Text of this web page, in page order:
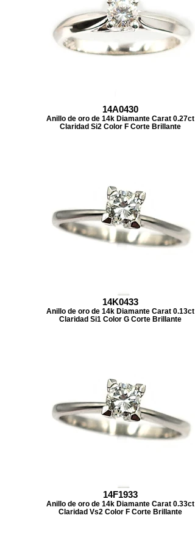
14A0430
Anillo de oro de 14k Diamante Carat 0.27ct
Claridad Si2 Color F Corte Brillante
14K0433
Anillo de oro de 14k Diamante Carat 0.13ct
Claridad Si1 Color G Corte Brillante
14F1933
Anillo de oro de 14k Diamante Carat 0.33ct
Claridad Vs2 Color F Corte Brillante